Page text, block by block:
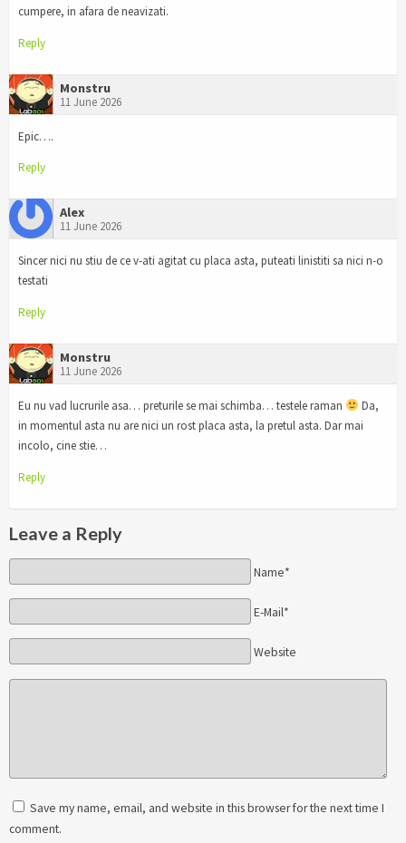
cumpere, in afara de neavizati.
Reply
Monstru
11 June 2026
Epic….
Reply
Alex
11 June 2026
Sincer nici nu stiu de ce v-ati agitat cu placa asta, puteati linistiti sa nici n-o
testati
Reply
Monstru
11 June 2026
Eu nu vad lucrurile asa… preturile se mai schimba… testele raman
Da,
in momentul asta nu are nici un rost placa asta, la pretul asta. Dar mai
incolo, cine stie…
Reply
Leave a Reply
Name*
E-Mail*
Website
Save my name, email, and website in this browser for the next time I
comment.